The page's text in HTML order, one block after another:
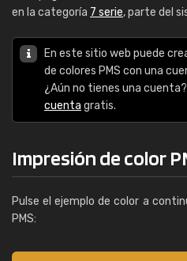
en la categoría 7 serie, parte del
En este sitio web puede
de colores PMS con una
¿Aún no tienes una
cuenta gratis.
Impresión de color
Pulse el ejemplo de color a
PMS: